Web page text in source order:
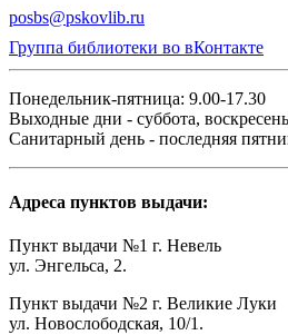
posbs@pskovlib.ru
Группа библиотеки во вКонтакте
Понедельник-пятница: 9.00-17.30
Выходные дни - суббота,
Санитарный день - последняя
Адреса пунктов выдачи:
Пункт выдачи №1 г. Невель
ул. Энгельса, 2.
Пункт выдачи №2 г. Великие Луки
ул. Новослободская, 10/1.